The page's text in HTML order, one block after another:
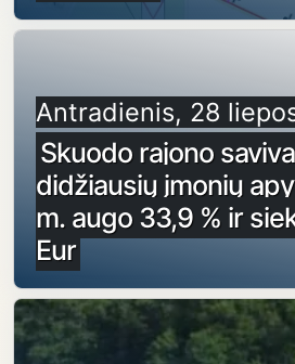
Antradienis, 28
Skuodo rajono
didžiausių įmonių
m. augo 33,9 % ir
Eur